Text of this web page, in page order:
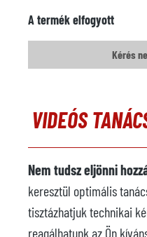
A termék elfogyott
Kérés
VIDEÓS
Nem tudsz eljönni
keresztül optimális
tisztázhatjuk technikai
reagálhatunk az Ön